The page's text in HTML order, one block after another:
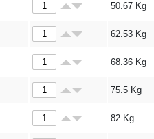
50.67 Kg
62.53 Kg
68.36 Kg
75.5 Kg
82 Kg